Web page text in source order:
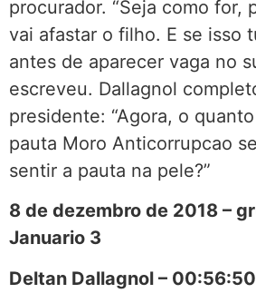
procurador. “Seja como for,
vai afastar o filho. E se isso
antes de aparecer vaga no
escreveu. Dallagnol
presidente: “Agora, o
pauta Moro Anticorrupcao
sentir a pauta na pele?”
8 de dezembro de 2018 –
Januario 3
Deltan Dallagnol –